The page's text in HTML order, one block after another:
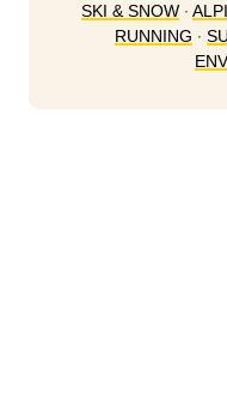
SKI & SNOW∙
RUNNING ∙